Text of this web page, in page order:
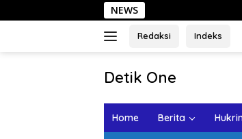
ke
NEWS Sehari di
Redaksi Indeks
Detik One
Ungkap
Home Berita